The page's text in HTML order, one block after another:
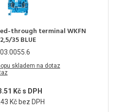
through terminal WKFN
2,5/35 BLUE
skladem na dotaz
Kč s DPH
Kč bez DPH